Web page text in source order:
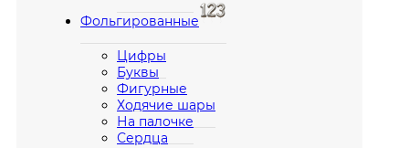
Фольгированные
Цифры
Буквы
Фигурные
Ходячие шары
На палочке
Сердца